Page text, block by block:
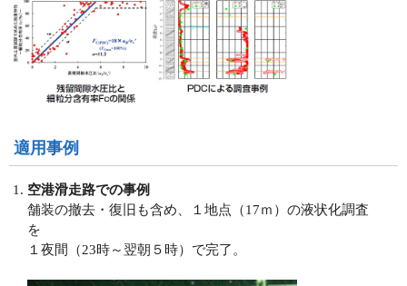
適用事例
空港滑走路での事例
舗装の撤去・復旧も含め、１地点（17ｍ）の液状化調査
を
１夜間（23時～翌朝５時）で完了。